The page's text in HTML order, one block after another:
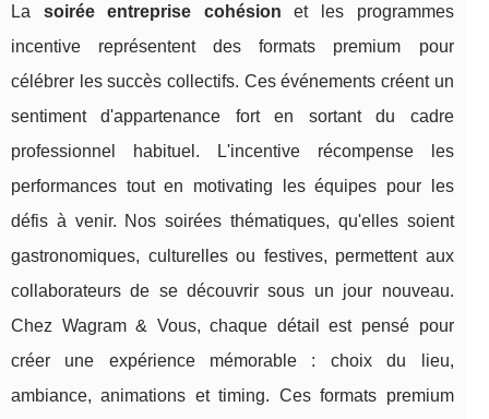
La soirée entreprise cohésion et les programmes
incentive représentent des formats premium pour
célébrer les succès collectifs. Ces événements créent un
sentiment d'appartenance fort en sortant du cadre
professionnel habituel. L'incentive récompense les
performances tout en motivating les équipes pour les
défis à venir. Nos soirées thématiques, qu'elles soient
gastronomiques, culturelles ou festives, permettent aux
collaborateurs de se découvrir sous un jour nouveau.
Chez Wagram & Vous, chaque détail est pensé pour
créer une expérience mémorable : choix du lieu,
ambiance, animations et timing. Ces formats premium